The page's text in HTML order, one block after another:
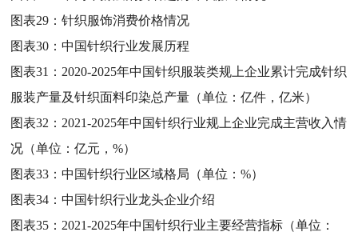
图表29：针织服饰消费价格情况
图表30：中国针织行业发展历程
图表31： 2020-2025年中国针织服装类规上企业累计完成针织
服装产量及针织面料印染总产量（单位：亿件，亿米）
图表32： 2021-2025年中国针织行业规上企业完成主营收入情
况（单位：亿元，%）
图表33：中国针织行业区域格局（单位：%）
图表34：中国针织行业龙头企业介绍
图表35： 2021-2025年中国针织行业主要经营指标（单位：